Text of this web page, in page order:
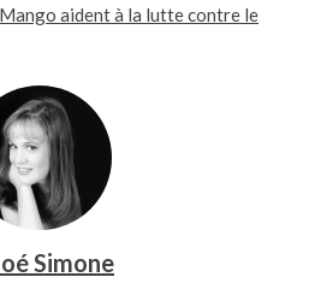
aident à la lutte contre le
Simone